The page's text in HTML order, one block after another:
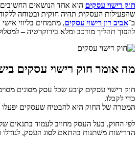
חוק רישוי עסקים הוא אחד הנושאים
שהפעילות העסקית תהיה חוקית ובטוחה
ב־אביב רון רישוי עסקים
להפוך תהליך מורכב ומלא בירוקרטיה –
מה אומר חוק רישוי עסקים
חוק רישוי עסקים קובע שכל עסק מסוגים
כדי לקבלו.
המטרה של החוק היא להבטיח שעסקים
לפי החוק, בעל העסק מחויב לעמוד בתנאים
הדרישות משתנות בהתאם לסוג העסק, לגודלו